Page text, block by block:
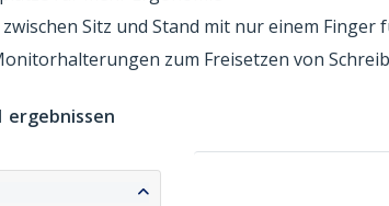
Sitz und Stand mit nur einem Finger
zum Freisetzen von
ergebnissen